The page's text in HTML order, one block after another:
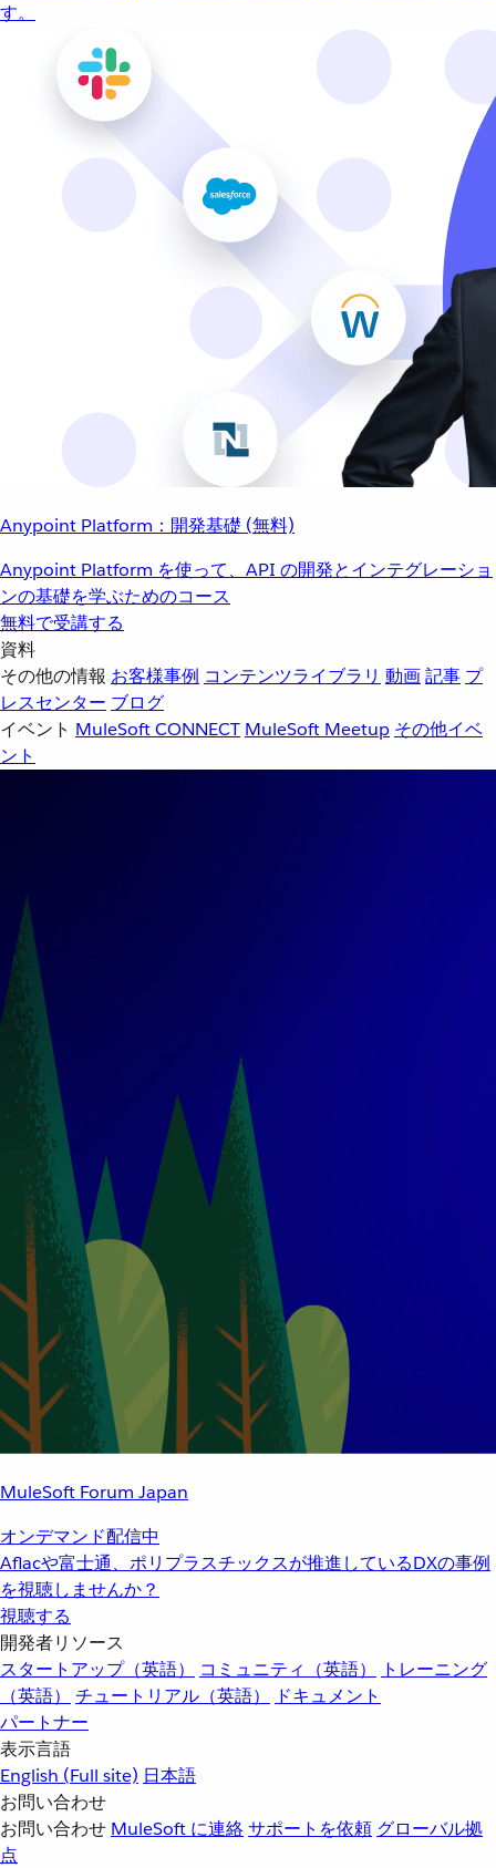
す。
Anypoint Platform：開発基礎 (無料)
Anypoint Platform を使って、API の開発とインテグレーショ
ンの基礎を学ぶためのコース
無料で受講する
資料
その他の情報 お客様事例 コンテンツライブラリ 動画記事 プ
レスセンター ブログ
イベント MuleSoft CONNECT MuleSoft Meetup その他イベ
ント
MuleSoft Forum Japan
オンデマンド配信中
Aflacや富士通、ポリプラスチックスが推進しているDXの事例
を視聴しませんか？
視聴する
開発者リソース
スタートアップ（英語）
コミュニティ（英語）
トレーニング
（英語）
チュートリアル（英語）
ドキュメント
パートナー
表示言語
English (Full site) 日本語
お問い合わせ
お問い合わせ MuleSoft に連絡サポートを依頼 グローバル拠
点